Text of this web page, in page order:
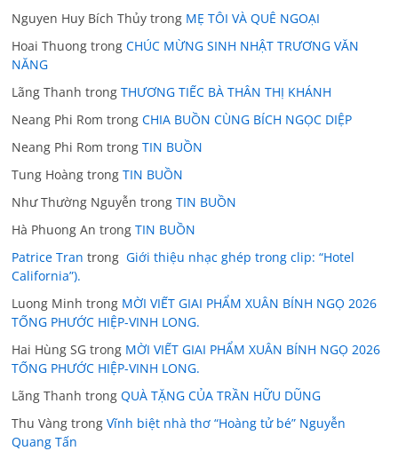
Nguyen Huy Bích Thủy trong MẸ TÔI VÀ QUÊ NGOẠI
Hoai Thuong trongCHÚC MỪNG SINH NHẬT TRƯƠNG VĂN
NĂNG
Lãng Thanh trongTHƯƠNG TIẾC BÀ THÂN THỊ KHÁNH
Neang Phi Rom trongCHIA BUỒN CÙNG BÍCH NGỌC DIỆP
Neang Phi Rom trongTIN BUỒN
Tung Hoàng trongTIN BUỒN
Như Thường Nguyễn trongTIN BUỒN
Hà Phuong An trongTIN BUỒN
Patrice Tran trong Giới thiệu nhạc ghép trong clip: “Hotel
California”).
Luong Minh trong MỜI VIẾT GIAI PHẨM XUÂN BÍNH NGỌ 2026
TỐNG PHƯỚC HIỆP-VINH LONG.
Hai Hùng SG trong MỜI VIẾT GIAI PHẨM XUÂN BÍNH NGỌ 2026
TỐNG PHƯỚC HIỆP-VINH LONG.
Lãng Thanh trongQUÀ TẶNG CỦA TRẦN HỮU DŨNG
Thu Vàng trongVĩnh biệt nhà thơ “Hoàng tử bé” Nguyễn
Quang Tấn